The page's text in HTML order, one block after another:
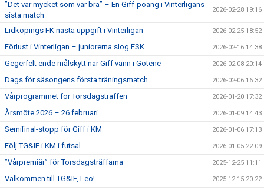
”Det var mycket som var bra” – En Giff-poäng i Vinterligans
sista match
2026-02-28 19:16
Lidköpings FK nästa uppgift i Vinterligan 2026-02-25 18:52
Förlust i Vinterligan – juniorerna slog ESK 2026-02-16 14:38
Gegerfelt ende målskytt när Giff vann i Götene 2026-02-08 20:14
Dags för säsongens första träningsmatch 2026-02-06 16:32
Vårprogrammet för Torsdagsträffen 2026-01-20 17:32
Årsmöte 2026 – 26 februari 2026-01-09 14:43
Semifinal-stopp för Giff i KM 2026-01-06 17:13
Följ TG&IF i KM i futsal 2026-01-05 22:09
”Vårpremiär” för Torsdagsträffarna 2025-12-25 11:11
Välkommen till TG&IF, Leo! 2025-12-15 20:22